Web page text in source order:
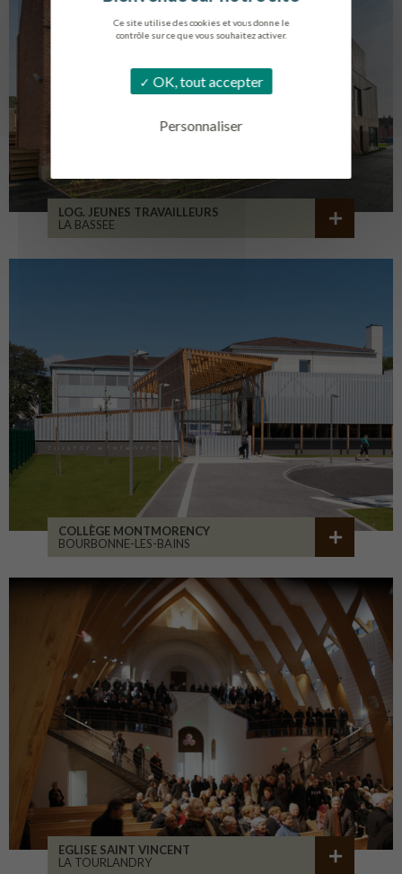
Ce site utilise des cookies et vous donne le
contrôle sur ce que vous souhaitez activer.
OK, tout accepter
Personnaliser
LOG. JEUNES TRAVAILLEURS
LA BASSEE
COLLÈGE MONTMORENCY
BOURBONNE-LES-BAINS
EGLISE SAINT VINCENT
LA TOURLANDRY